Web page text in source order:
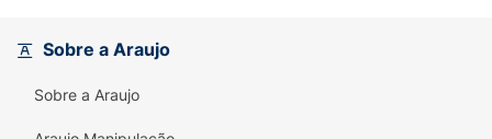
Sobre a Araujo
Sobre a Araujo